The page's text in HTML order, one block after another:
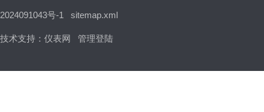
2024091043号-1 sitemap.xml
技术支持： 仪表网 管理登陆